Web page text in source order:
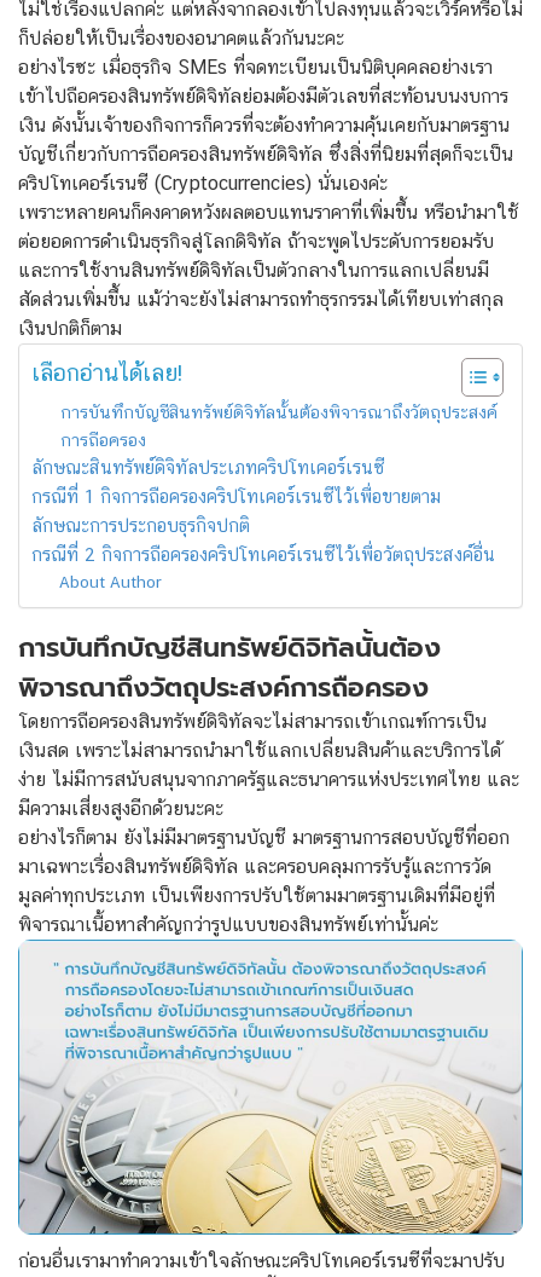
ไม่ใช่เรื่องแปลกค่ะ แต่หลังจากลองเข้าไปลงทุนแล้วจะเวิร์คหรือไม่
ก็ปล่อยให้เป็นเรื่องของอนาคตแล้วกันนะคะ
อย่างไรซะ เมื่อธุรกิจ SMEs ที่จดทะเบียนเป็นนิติบุคคลอย่างเรา
เข้าไปถือครองสินทรัพย์ดิจิทัลย่อมต้องมีตัวเลขที่สะท้อนบนงบการ
เงิน ดังนั้นเจ้าของกิจการก็ควรที่จะต้องทำความคุ้นเคยกับมาตรฐาน
บัญชีเกี่ยวกับการถือครองสินทรัพย์ดิจิทัล ซึ่งสิ่งที่นิยมที่สุดก็จะเป็น
คริปโทเคอร์เรนซี (Cryptocurrencies) นั่นเองค่ะ
เพราะหลายคนก็คงคาดหวังผลตอบแทนราคาที่เพิ่มขึ้น หรือนำมาใช้
ต่อยอดการดำเนินธุรกิจสู่โลกดิจิทัล ถ้าจะพูดไประดับการยอมรับ
และการใช้งานสินทรัพย์ดิจิทัลเป็นตัวกลางในการแลกเปลี่ยนมี
สัดส่วนเพิ่มขึ้น แม้ว่าจะยังไม่สามารถทำธุรกรรมได้เทียบเท่าสกุล
เงินปกติก็ตาม
เลือกอ่านได้เลย!
การบันทึกบัญชีสินทรัพย์ดิจิทัลนั้นต้องพิจารณาถึงวัตถุประสงค์
การถือครอง
ลักษณะสินทรัพย์ดิจิทัลประเภทคริปโทเคอร์เรนซี
กรณีที่ 1 กิจการถือครองคริปโทเคอร์เรนซีไว้เพื่อขายตาม
ลักษณะการประกอบธุรกิจปกติ
กรณีที่ 2 กิจการถือครองคริปโทเคอร์เรนซีไว้เพื่อวัตถุประสงค์อื่น
About Author
การบันทึกบัญชีสินทรัพย์ดิจิทัลนั้นต้อง
พิจารณาถึงวัตถุประสงค์การถือครอง
โดยการถือครองสินทรัพย์ดิจิทัลจะไม่สามารถเข้าเกณฑ์การเป็น
เงินสด เพราะไม่สามารถนำมาใช้แลกเปลี่ยนสินค้าและบริการได้
ง่าย ไม่มีการสนับสนุนจากภาครัฐและธนาคารแห่งประเทศไทย และ
มีความเสี่ยงสูงอีกด้วยนะคะ
อย่างไรก็ตาม ยังไม่มีมาตรฐานบัญชี มาตรฐานการสอบบัญชีที่ออก
มาเฉพาะเรื่องสินทรัพย์ดิจิทัล และครอบคลุมการรับรู้และการวัด
มูลค่าทุกประเภท เป็นเพียงการปรับใช้ตามมาตรฐานเดิมที่มีอยู่ที่
พิจารณาเนื้อหาสำคัญกว่ารูปแบบของสินทรัพย์เท่านั้นค่ะ
ก่อนอื่นเรามาทำความเข้าใจลักษณะคริปโทเคอร์เรนซีที่จะมาปรับ